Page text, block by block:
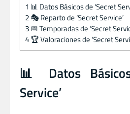
1 📊 Datos Básicos de ‘Secret
2🎭 Reparto de ‘Secret Service’
3📅 Temporadas de ‘Secret
4🏆 Valoraciones de ‘Secret
📊 Datos
Service’